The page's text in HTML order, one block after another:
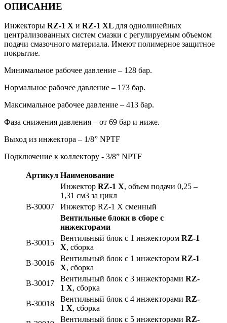
ОПИСАНИЕ
Инжекторы RZ-1 X и RZ-1 XL для однолинейных
централизованных систем смазки с регулируемым объемом
подачи смазочного материала. Имеют полимерное защитное
покрытие.
Минимальное рабочее давление – 128 бар.
Нормальное рабочее давление – 173 бар.
Максимальное рабочее давление – 413 бар.
Фаза снижения давления – от 69 бар и ниже.
Выход из инжектора – 1/8” NPTF
Подключение к коллектору - 3/8” NPTF
Артикул Наименование
Инжектор RZ-1 X, объем подачи 0,25 –
1,31 см3 за цикл
B-30007
Инжектор RZ-1 X сменный
Вентильные блоки в сборе с
инжекторами
B-30015
Вентильный блок с 1 инжектором RZ-1
X, сборка
B-30016
Вентильный блок с 1 инжектором RZ-1
X, сборка
B-30017
Вентильный блок с 3 инжекторами RZ-
1 X, сборка
B-30018
Вентильный блок с 4 инжекторами RZ-
1 X, сборка
Вентильный блок с 5 инжекторами RZ-